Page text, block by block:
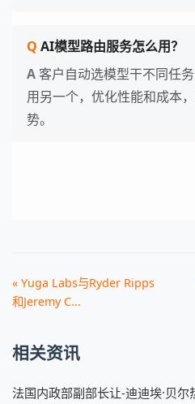
AI模型路由服务怎么用？
客户自动选模型干不同任
用另一个，优化性能和成本
势。
« Yuga Labs与Ryder Ripps
和Jeremy C...
相关资讯
法国内政部副部长让-迪迪埃·贝